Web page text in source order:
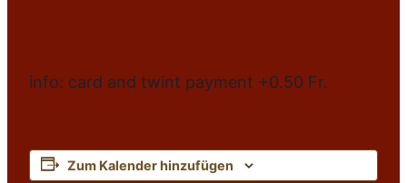
info: card and twint payment +0.50 Fr.
Zum Kalender hinzufügen